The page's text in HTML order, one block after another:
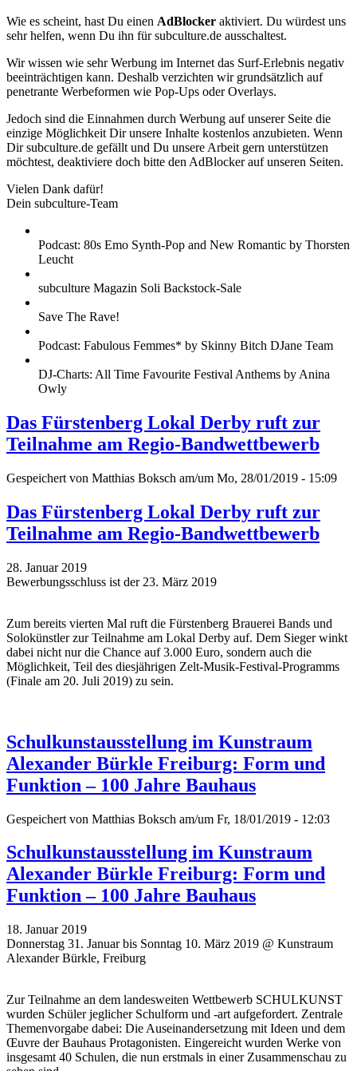
Wie es scheint, hast Du einen AdBlocker aktiviert. Du würdest uns
sehr helfen, wenn Du ihn für subculture.de ausschaltest.
Wir wissen wie sehr Werbung im Internet das Surf-Erlebnis negativ
beeinträchtigen kann. Deshalb verzichten wir grundsätzlich auf
penetrante Werbeformen wie Pop-Ups oder Overlays.
Jedoch sind die Einnahmen durch Werbung auf unserer Seite die
einzige Möglichkeit Dir unsere Inhalte kostenlos anzubieten. Wenn
Dir subculture.de gefällt und Du unsere Arbeit gern unterstützen
möchtest, deaktiviere doch bitte den AdBlocker auf unseren Seiten.
Vielen Dank dafür!
Dein subculture-Team
Podcast: 80s Emo Synth-Pop and New Romantic by Thorsten
Leucht
subculture Magazin Soli Backstock-Sale
Save The Rave!
Podcast: Fabulous Femmes* by Skinny Bitch DJane Team
DJ-Charts: All Time Favourite Festival Anthems by Anina
Owly
Das Fürstenberg Lokal Derby ruft zur
Teilnahme am Regio-Bandwettbewerb
Gespeichert von Matthias Boksch am/um Mo, 28/01/2019 - 15:09
Das Fürstenberg Lokal Derby ruft zur
Teilnahme am Regio-Bandwettbewerb
28. Januar 2019
Bewerbungsschluss ist der 23. März 2019
Zum bereits vierten Mal ruft die Fürstenberg Brauerei Bands und
Solokünstler zur Teilnahme am Lokal Derby auf. Dem Sieger winkt
dabei nicht nur die Chance auf 3.000 Euro, sondern auch die
Möglichkeit, Teil des diesjährigen Zelt-Musik-Festival-Programms
(Finale am 20. Juli 2019) zu sein.
Schulkunstausstellung im Kunstraum
Alexander Bürkle Freiburg: Form und
Funktion – 100 Jahre Bauhaus
Gespeichert von Matthias Boksch am/um Fr, 18/01/2019 - 12:03
Schulkunstausstellung im Kunstraum
Alexander Bürkle Freiburg: Form und
Funktion – 100 Jahre Bauhaus
18. Januar 2019
Donnerstag 31. Januar bis Sonntag 10. März 2019 @ Kunstraum
Alexander Bürkle, Freiburg
Zur Teilnahme an dem landesweiten Wettbewerb SCHULKUNST
wurden Schüler jeglicher Schulform und -art aufgefordert. Zentrale
Themenvorgabe dabei: Die Auseinandersetzung mit Ideen und dem
Œuvre der Bauhaus Protagonisten. Eingereicht wurden Werke von
insgesamt 40 Schulen, die nun erstmals in einer Zusammenschau zu